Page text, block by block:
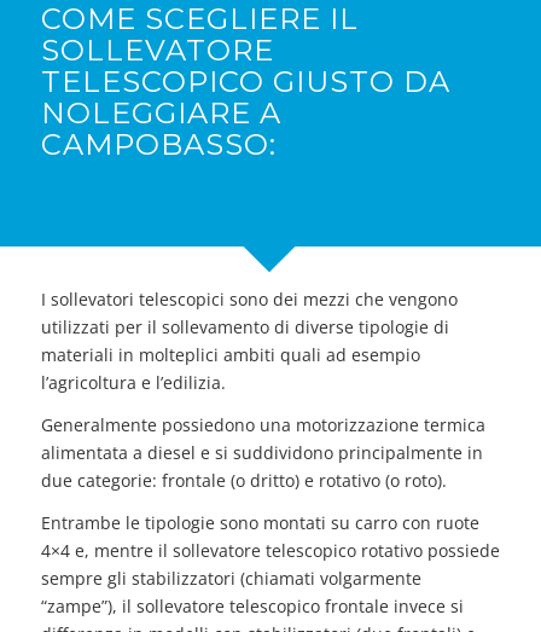
COME SCEGLIERE IL
SOLLEVATORE
TELESCOPICO GIUSTO DA
NOLEGGIARE A
CAMPOBASSO:
I sollevatori telescopici sono dei mezzi che vengono
utilizzati per il sollevamento di diverse tipologie di
materiali in molteplici ambiti quali ad esempio
l’agricoltura e l’edilizia.
Generalmente possiedono una motorizzazione termica
alimentata a diesel e si suddividono principalmente in
due categorie: frontale (o dritto) e rotativo (o roto).
Entrambe le tipologie sono montati su carro con ruote
4×4 e, mentre il sollevatore telescopico rotativo possiede
sempre gli stabilizzatori (chiamati volgarmente
“zampe”), il sollevatore telescopico frontale invece si